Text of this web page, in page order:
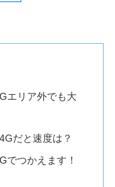
エリア外でも大
だと速度は？
でつかえます！